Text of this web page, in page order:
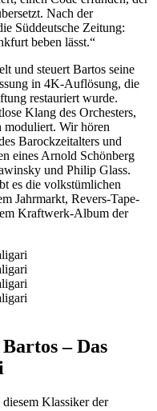
Nach der
Süddeutsche Zeitung:
beben lässt.“
und steuert Bartos seine
in 4K-Auflösung, die
restauriert wurde.
Klang des Orchesters,
moduliert. Wir hören
Barockzeitalters und
eines Arnold Schönberg
und Philip Glass.
es die volkstümlichen
Jahrmarkt, Revers-Tape-
Kraftwerk-Album der
– Das
Klassiker der